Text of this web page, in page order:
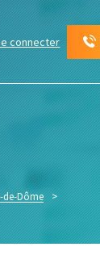
connecter
de-Dôme >